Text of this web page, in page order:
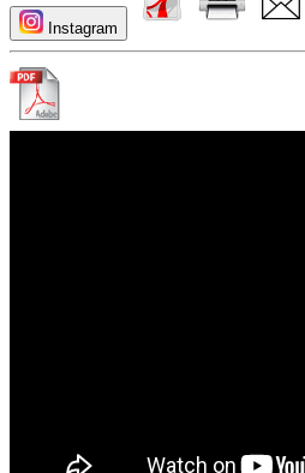
Instagram